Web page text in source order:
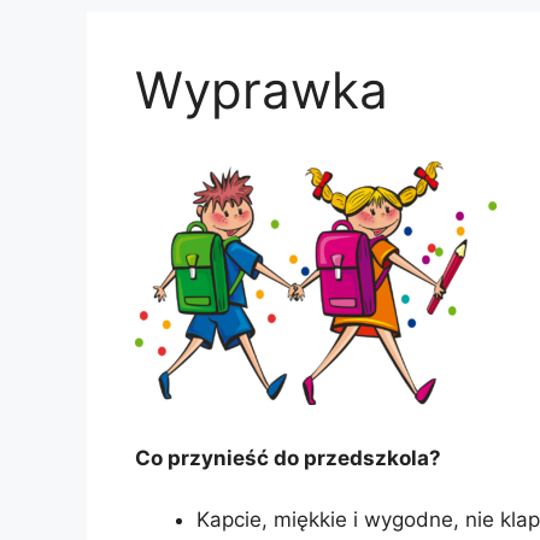
Wyprawka
Co przynieść do przedszkola?
Kapcie, miękkie i wygodne, nie